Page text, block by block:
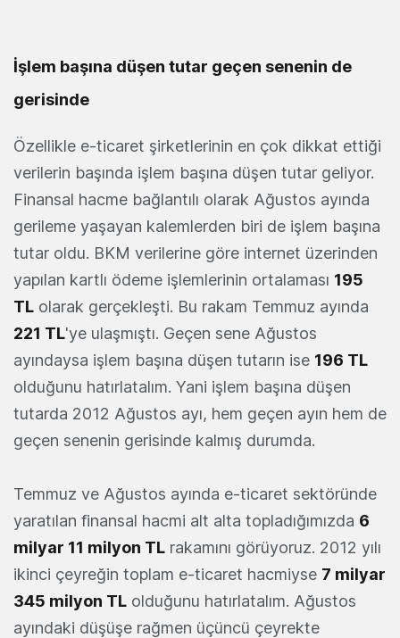
İşlem başına düşen tutar geçen senenin de
gerisinde
Özellikle e-ticaret şirketlerinin en çok dikkat ettiği
verilerin başında işlem başına düşen tutar geliyor.
Finansal hacme bağlantılı olarak Ağustos ayında
gerileme yaşayan kalemlerden biri de işlem başına
tutar oldu. BKM verilerine göre internet üzerinden
yapılan kartlı ödeme işlemlerinin ortalaması 195
TL olarak gerçekleşti. Bu rakam Temmuz ayında
221 TL'ye ulaşmıştı. Geçen sene Ağustos
ayındaysa işlem başına düşen tutarın ise 196 TL
olduğunu hatırlatalım. Yani işlem başına düşen
tutarda 2012 Ağustos ayı, hem geçen ayın hem de
geçen senenin gerisinde kalmış durumda.
Temmuz ve Ağustos ayında e-ticaret sektöründe
yaratılan finansal hacmi alt alta topladığımızda 6
milyar 11 milyon TL rakamını görüyoruz. 2012 yılı
ikinci çeyreğin toplam e-ticaret hacmiyse 7 milyar
345 milyon TL olduğunu hatırlatalım. Ağustos
ayındaki düşüşe rağmen üçüncü çeyrekte